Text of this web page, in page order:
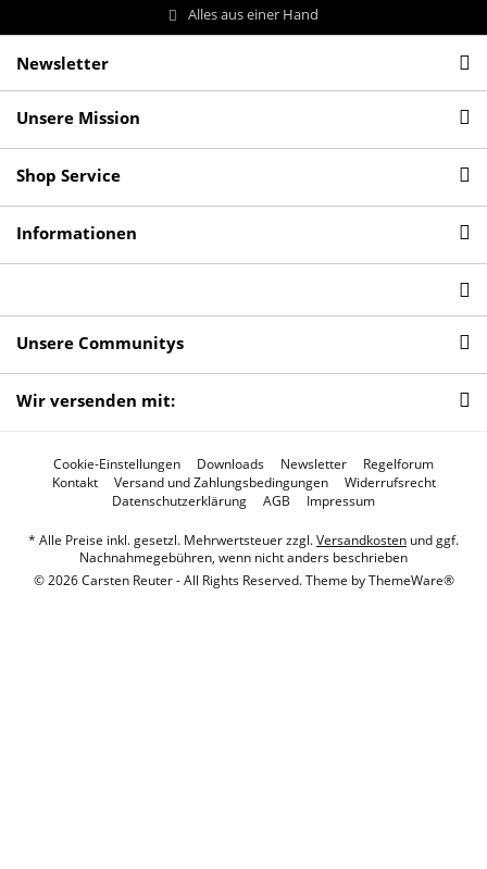
Alles aus einer Hand
Newsletter
Unsere Mission
Shop Service
Informationen
Unsere Communitys
Wir versenden mit:
Cookie-Einstellungen Downloads Newsletter
Regelforum
Kontakt
Versand und Zahlungsbedingungen
Widerrufsrecht
Datenschutzerklärung
AGB Impressum
* Alle Preise inkl. gesetzl. Mehrwertsteuer zzgl.Versandkosten und ggf.
Nachnahmegebühren, wenn nicht anders beschrieben
© 2026 Carsten Reuter - All Rights Reserved. Theme byThemeWare®